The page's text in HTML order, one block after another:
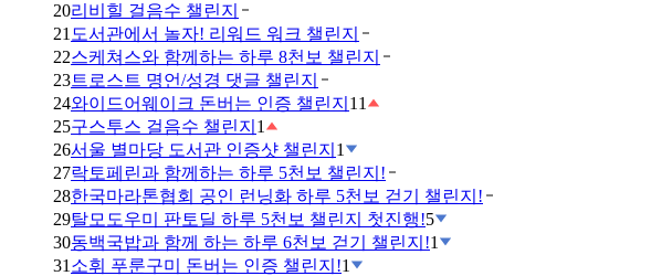
20리비힐 걸음수 챌린지
21 도서관에서 놀자! 리워드 워크 챌린지
22스케쳐스와 함께하는 하루 8천보 챌린지
23트로스트 명언/성경 댓글 챌린지
24와이드어웨이크 돈버는 인증 챌린지 11
25구스투스 걸음수 챌린지 1
26서울 별마당 도서관 인증샷 챌린지 1
27락토페린과 함께하는 하루 5천보 챌린지!
28한국마라톤협회 공인 런닝화 하루 5천보 걷기 챌린지!
29탈모도우미 판토딜 하루 5천보 챌린지 첫진행!5
30동백국밥과 함께 하는 하루 6천보 걷기 챌린지!1
31 소휘 푸룬구미 돈버는 인증 챌린지!1